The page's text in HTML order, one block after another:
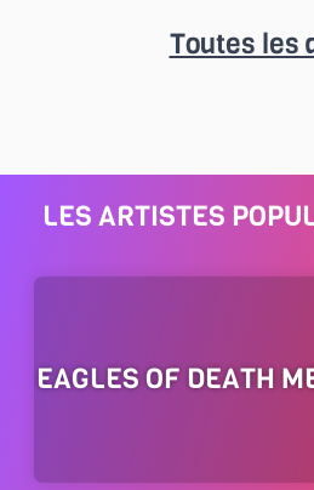
Toutes les
LES ARTISTES
EAGLES OF DEATH